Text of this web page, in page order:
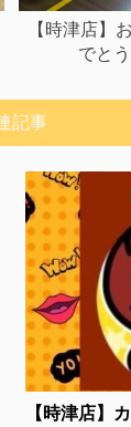
【時津店】
でと
記事
【時津店】